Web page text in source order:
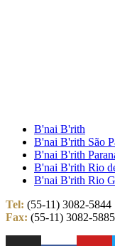
B'nai B'rith
B'nai B'rith São
B'nai B'rith
B'nai B'rith Rio
B'nai B'rith Rio
Tel: (55-11) 3082-5844
Fax: (55-11) 3082-5885